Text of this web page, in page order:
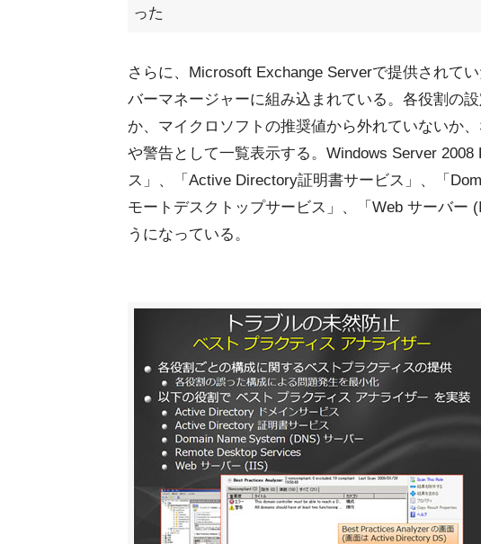
った
さらに、Microsoft Exchange Serverで提供されて
バーマネージャーに組み込まれている。各役割の
か、マイクロソフトの推奨値から外れていないか
や警告として一覧表示する。Windows Server
ス」、「Active Directory証明書サービス」、「
モートデスクトップサービス」、「Web サーバー
うになっている。